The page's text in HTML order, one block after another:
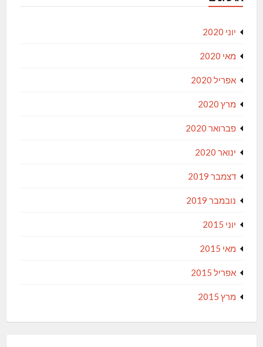
יוני 2020
מאי 2020
אפריל 2020
מרץ 2020
פברואר 2020
ינואר 2020
דצמבר 2019
נובמבר 2019
יוני 2015
מאי 2015
אפריל 2015
מרץ 2015